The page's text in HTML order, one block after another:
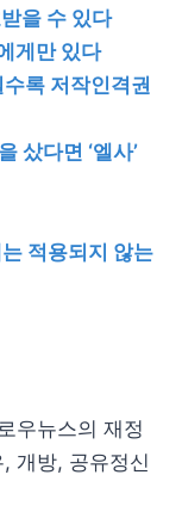
을 수 있다
게만 있다
록 저작인격권
샀다면 ‘엘사’
적용되지 않는
우뉴스의 재정
개방, 공유정신